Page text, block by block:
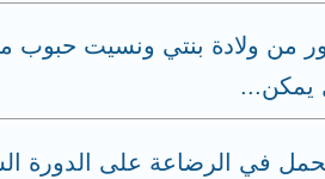
ارضع عندي 4 شهور من ولادة بنتي
يمكن...
في الرضاعة على الدورة